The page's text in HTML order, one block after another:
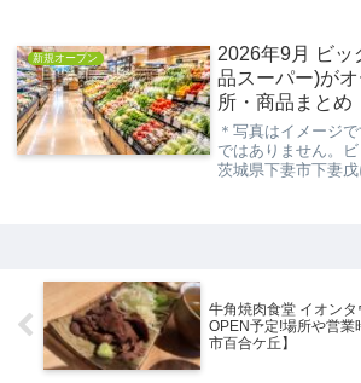
ームの跡地の予想
ん...
新規オープン
2026年9月 ビッ
品スーパー)が
所・商品まとめ
＊写真はイメージ
ではありません。ビ
茨城県下妻市下妻
牛角焼肉食堂 イオン
OPEN予定!場所や営業
市百合ケ丘】